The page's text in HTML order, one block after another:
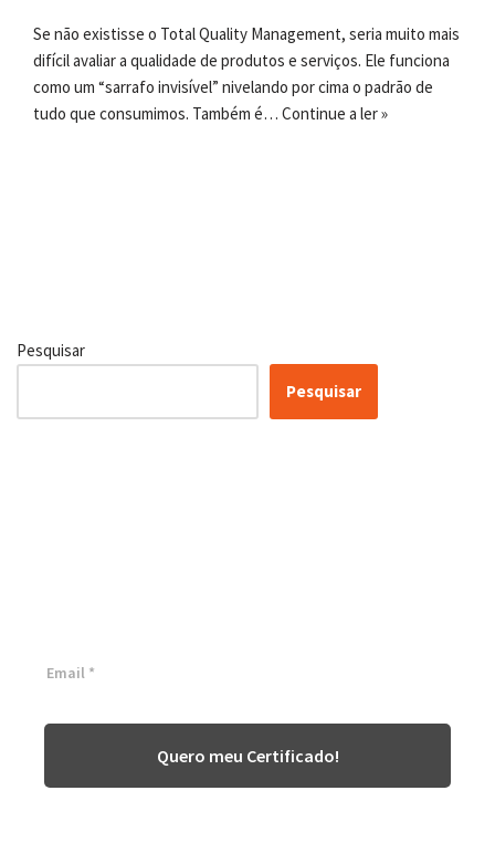
Se não existisse o Total Quality Management, seria muito mais
difícil avaliar a qualidade de produtos e serviços. Ele funciona
como um “sarrafo invisível” nivelando por cima o padrão de
tudo que consumimos. Também é… Continue a ler »
Pesquisar
Pesquisar
Quero meu Certificado!